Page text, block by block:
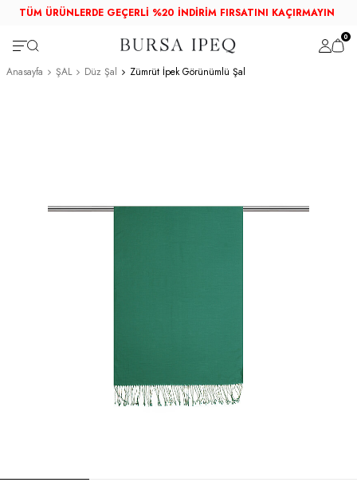
TÜM ÜRÜNLERDE GEÇERLİ %20 İNDİRİM FIRSATINI KAÇIRMAYIN
0
Anasayfa ŞAL Düz Şal Zümrüt İpek Görünümlü Şal